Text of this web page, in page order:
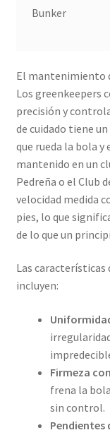
Bunker
El mantenimiento
Los greenkeepers
precisión y
de cuidado tiene
que rueda la bola
mantenido en un
Pedreña o el Club
velocidad medida
pies, lo que
de lo que un
Las características
incluyen:
Firmeza
frena la
sin control.
Pendientes